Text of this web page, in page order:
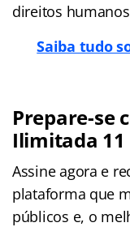
direitos
Saiba tudo
Prepare-se
Ilimitada 11
Assine agora e
plataforma que
públicos e, o